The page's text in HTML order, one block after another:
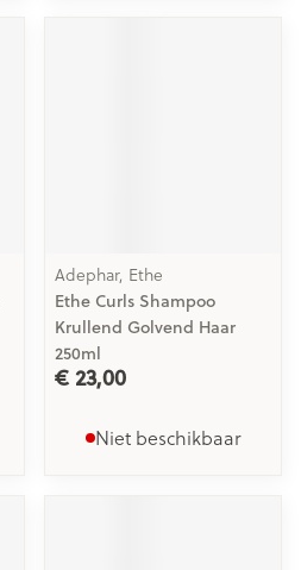
Adephar, Ethe
Ethe Curls Shampoo
Krullend Golvend Haar
250ml
€ 23,00
Niet beschikbaar